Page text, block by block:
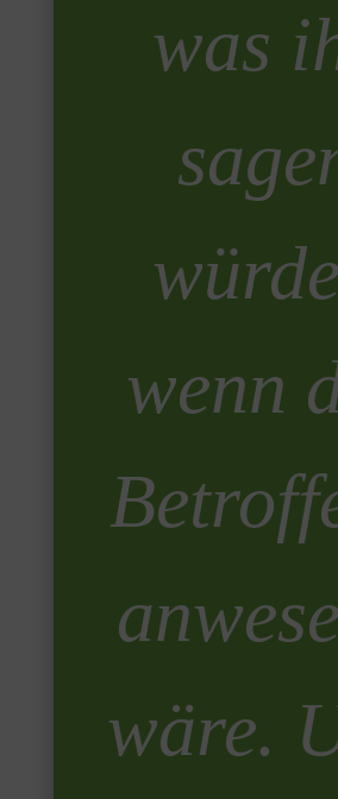
was
wenn
wäre.